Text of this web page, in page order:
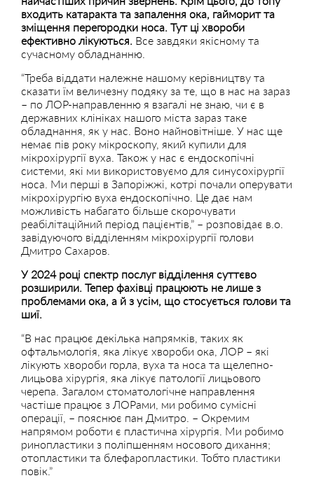
входить катаракта та запалення ока, гайморит та
зміщення перегородки носа. Тут ці хвороби
ефективно лікуються. Все завдяки якісному та
сучасному обладнанню.
“Треба віддати належне нашому керівництву та
сказати їм величезну подяку за те, що в нас на зараз
– по ЛОР-направленню я взагалі не знаю, чи є в
державних клініках нашого міста зараз таке
обладнання, як у нас. Воно найновітніше. У нас ще
немає пів року мікроскопу, який купили для
мікрохірургії вуха. Також у нас є ендоскопічні
системи, які ми використовуємо для синусохірургії
носа. Ми перші в Запоріжжі, котрі почали оперувати
мікрохірургію вуха ендоскопічно. Це дає нам
можливість набагато більше скорочувати
реабілітаційний період пацієнтів,” – розповідає в.о.
завідуючого відділенням мікрохірургії голови
Дмитро Сахаров.
У 2024 році спектр послуг відділення суттєво
розширили. Тепер фахівці працюють не лише з
проблемами ока, а й з усім, що стосується голови та
шиї.
“В нас працює декілька напрямків, таких як
офтальмологія, яка лікує хвороби ока, ЛОР – які
лікують хвороби горла, вуха та носа та щелепно-
лицьова хірургія, яка лікує патології лицьового
черепа. Загалом стоматологічне направлення
частіше працює з ЛОРами, ми робимо сумісні
операції, – пояснює пан Дмитро. – Окремим
напрямом роботи є пластична хірургія. Ми робимо
ринопластики з поліпшенням носового дихання;
отопластики та блефаропластики. Тобто пластики
повік.”